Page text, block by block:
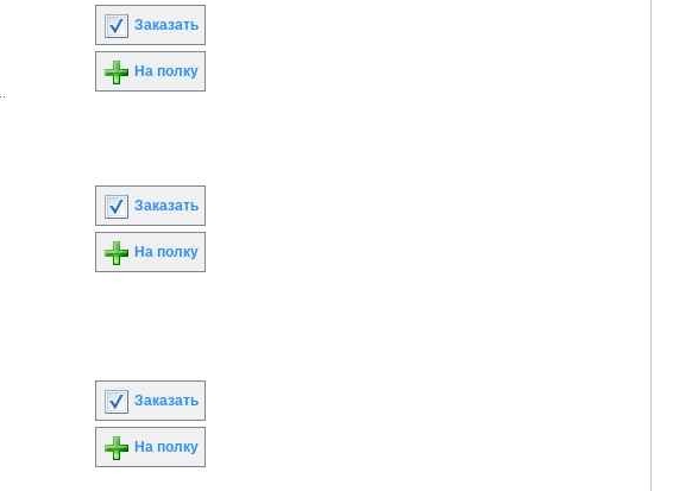
Заказать
На полку
Заказать
На полку
Заказать
На полку